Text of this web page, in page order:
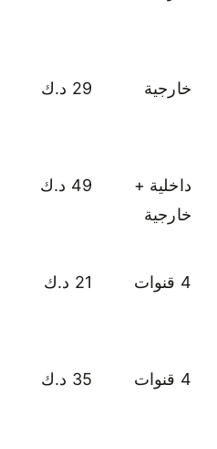
خارجية 29 د.ك
داخلية +
خارجية
49 د.ك
4 قنوات 21 د.ك
4 قنوات 35 د.ك